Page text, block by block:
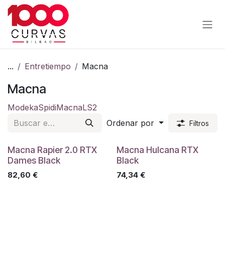
Ir al contenido
... Entretiempo Macna
Macna
ModekaSpidiMacnaLS2
Ordenar por
Filtros
Macna Rapier 2.0 RTX
Dames Black
82,60 €
Macna Hulcana RTX
Black
74,34€